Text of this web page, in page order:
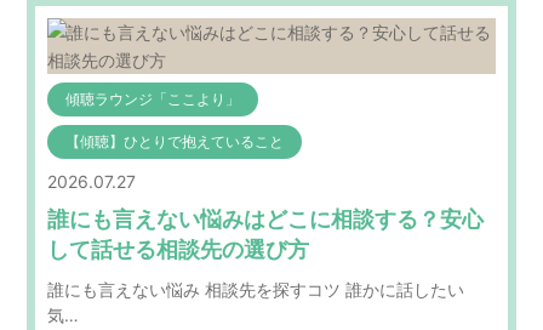
傾聴ラウンジ「ここより」
【傾聴】ひとりで抱えていること
2026.07.27
誰にも言えない悩みはどこに相談する？安心
して話せる相談先の選び方
誰にも言えない悩み 相談先を探すコツ 誰かに話したい
気…